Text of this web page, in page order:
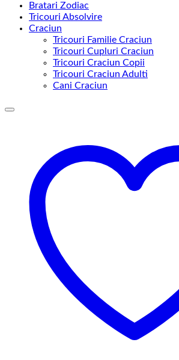
Bratari Zodiac
Tricouri Absolvire
Craciun
Tricouri Familie Craciun
Tricouri Cupluri Craciun
Tricouri Craciun Copii
Tricouri Craciun Adulti
Cani Craciun